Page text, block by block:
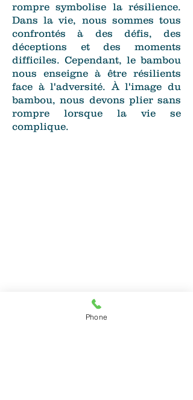
rompre symbolise la résilience.
Dans la vie, nous sommes tous
confrontés à des défis, des
déceptions et des moments
difficiles. Cependant, le bambou
nous enseigne à être résilients
face à l'adversité. À l'image du
bambou, nous devons plier sans
rompre lorsque la vie se
complique.
Phone